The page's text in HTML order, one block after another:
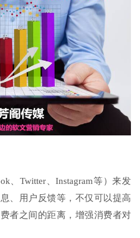
、Twitter、Instagram等）来发
、用户反馈等，不仅可以提高
者之间的距离，增强消费者对